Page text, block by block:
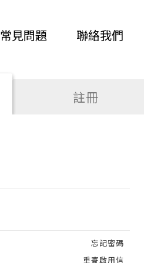
常見問題 聯絡我們
註冊
忘記密碼
重寄啟用信